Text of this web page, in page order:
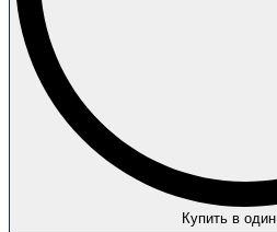
Купить в